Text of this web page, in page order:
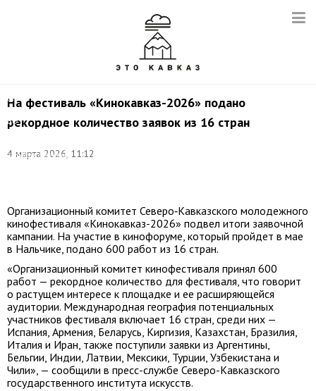
На фестиваль «Кинокавказ-2026» подано
рекордное количество заявок из 16 стран
4 марта 2026, 11:12
©
ФГБОУ
ВО
"Северо-
государственный
Организационный комитет Северо‑Кавказского молодежного
кинофестиваля «Кинокавказ-2026» подвел итоги заявочной
кампании. На участие в кинофоруме, который пройдет в мае
в Нальчике, подано 600 работ из 16 стран.
«Организационный комитет кинофестиваля принял 600
работ — рекордное количество для фестиваля, что говорит
о растущем интересе к площадке и ее расширяющейся
аудитории. Международная география потенциальных
участников фестиваля включает 16 стран, среди них —
Испания, Армения, Беларусь, Киргизия, Казахстан, Бразилия,
Италия и Иран, также поступили заявки из Аргентины,
Бельгии, Индии, Латвии, Мексики, Турции, Узбекистана и
Чили», — сообщили в пресс-службе Северо-Кавказского
государственного института искусств.